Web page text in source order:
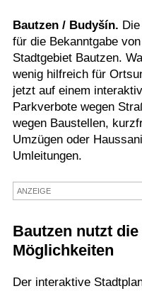
Wirtschaft
Service
Verkehr
Gesundheit
Sport
Kostenlos
Bautzen / Budyšín.
für die Bekanntgabe
Stadtgebiet Bautzen.
wenig hilfreich für
jetzt auf einem
Parkverbote wegen
wegen Baustellen,
Umzügen oder
Umleitungen.
ANZEIGE
Bautzen nutzt
Möglichkeiten
Der interaktive